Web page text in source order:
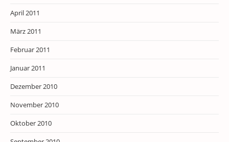
April 2011
März 2011
Februar 2011
Januar 2011
Dezember 2010
November 2010
Oktober 2010